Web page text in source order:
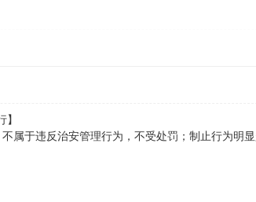
于违反治安管理行为，不受处罚；制止行为明